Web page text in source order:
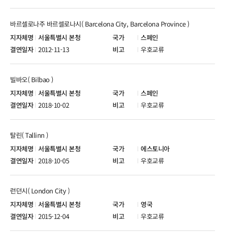
서울특별시 본청 스페인
바르셀로나주 바르셀로나시( Barcelona City, Barcelona Province )
2012-11-13 우호교류
서울특별시 본청 스페인
빌바오( Bilbao )
2018-10-02 우호교류
서울특별시 본청 에스토니아
탈린( Tallinn )
2018-10-05 우호교류
서울특별시 본청 영국
런던시( London City )
2015-12-04 우호교류